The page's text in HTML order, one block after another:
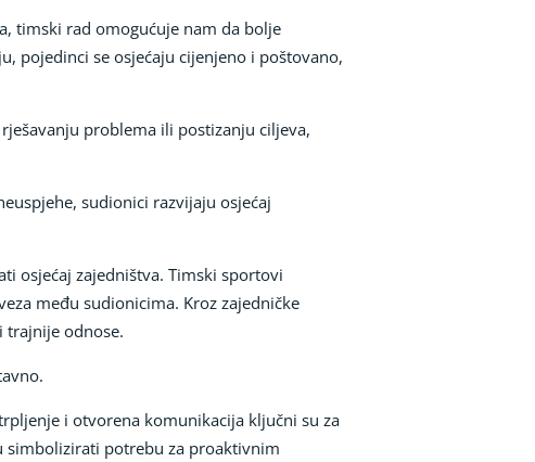
timski rad omogućuje nam da bolje
pojedinci se osjećaju cijenjeno i poštovano,
problema ili postizanju ciljeva,
sudionici razvijaju osjećaj
osjećaj zajedništva. Timski sportovi
među sudionicima. Kroz zajedničke
trajnije odnose.
i otvorena komunikacija ključni su za
simbolizirati potrebu za proaktivnim